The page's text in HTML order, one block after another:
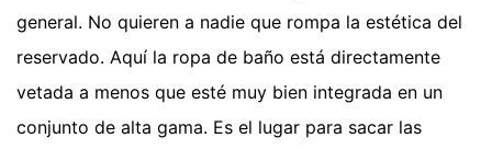
general. No quieren a nadie que rompa la estética del
reservado. Aquí la ropa de baño está directamente
vetada a menos que esté muy bien integrada en un
conjunto de alta gama. Es el lugar para sacar las